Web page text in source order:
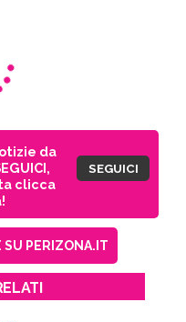
da
clicca
SEGUICI
SU PERIZONA.IT